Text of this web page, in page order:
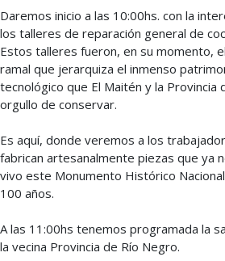
Daremos inicio a las 10:00hs. con la
los talleres de reparación general de
Estos talleres fueron, en su momento,
ramal que jerarquiza el inmenso
tecnológico que El Maitén y la Provincia
orgullo de conservar.
Es aquí, donde veremos a los
fabrican artesanalmente piezas que ya
vivo este Monumento Histórico
100 años.
A las 11:00hs tenemos programada la
la vecina Provincia de Río Negro.